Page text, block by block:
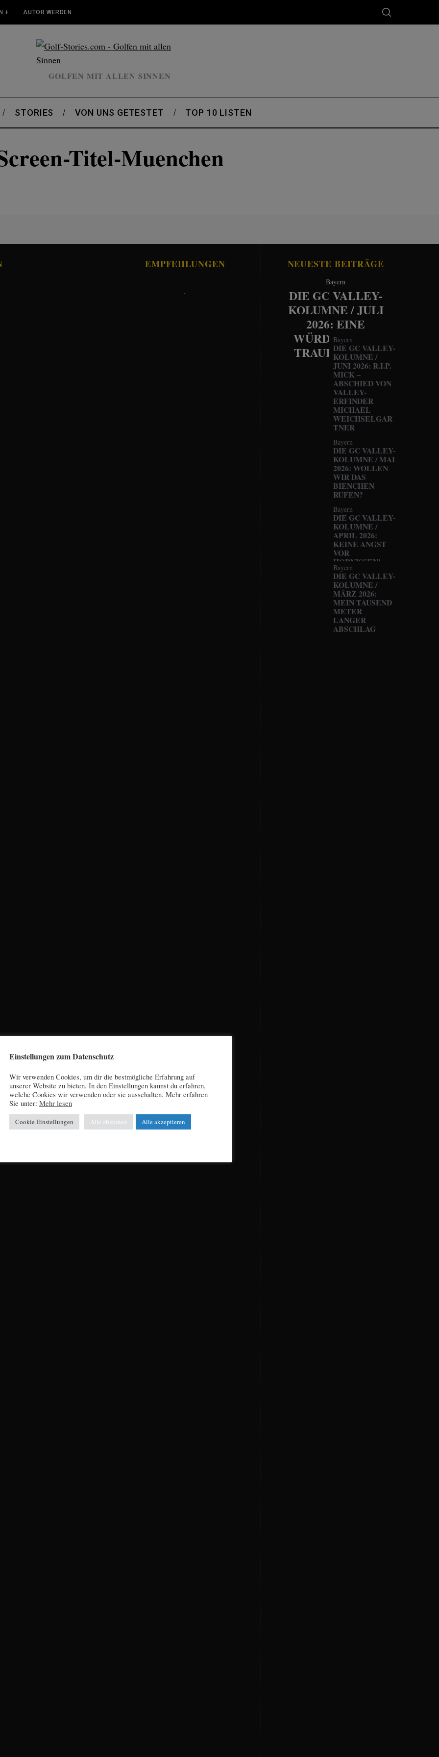
+ AUTOR WERDEN
GOLFEN MIT ALLEN SINNEN
STORIES VON UNS GETESTET TOP 10 LISTEN
Titel-Muenchen
EMPFEHLUNGEN
.
NEUESTE BEITRÄGE
Bayern
DIE GC VALLEY-
KOLUMNE / JULI
2026: EINE
WÜRDEVOLLE
TRAUERFEIER
Bayern
DIE GC VALLEY-
KOLUMNE /
JUNI 2026: R.I.P.
MICK –
ABSCHIED VON
VALLEY-
ERFINDER
MICHAEL
WEICHSELGAR
TNER
Bayern
DIE GC VALLEY-
KOLUMNE / MAI
2026: WOLLEN
WIR DAS
BIENCHEN
RUFEN?
Bayern
DIE GC VALLEY-
KOLUMNE /
APRIL 2026:
KEINE ANGST
VOR
HORNISSEN!
Bayern
DIE GC VALLEY-
KOLUMNE /
MÄRZ 2026:
MEIN TAUSEND
METER
LANGER
ABSCHLAG
Einstellungen zum Datenschutz
Wir verwenden Cookies, um dir die bestmögliche Erfahrung auf
unserer Website zu bieten. In den Einstellungen kannst du erfahren,
welche Cookies wir verwenden oder sie ausschalten. Mehr erfahren
Sie unter: Mehr lesen
Cookie Einstellungen Alle ablehnen Alle akzeptieren